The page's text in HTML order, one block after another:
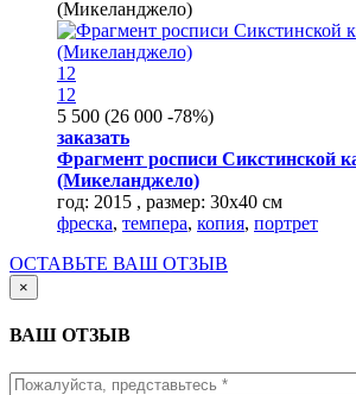
(Микеланджело)
12
12
5 500 (26 000 -78%)
заказать
Фрагмент росписи Сикстинской
(Микеланджело)
год: 2015 , размер: 30х40 см
фреска, темпера, копия, портрет
ОСТАВЬТЕ ВАШ ОТЗЫВ
×
ВАШ ОТЗЫВ
Имя*